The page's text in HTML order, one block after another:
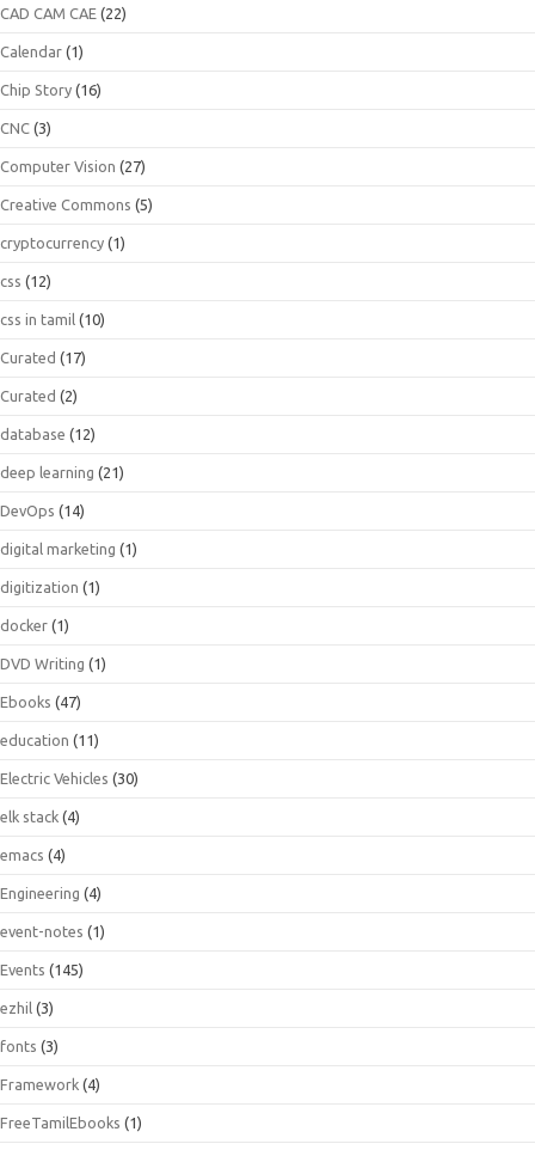
CAD CAM CAE (22)
Calendar (1)
Chip Story (16)
CNC (3)
Computer Vision (27)
Creative Commons (5)
cryptocurrency (1)
css (12)
css in tamil (10)
Curated (17)
Curated (2)
database (12)
deep learning (21)
DevOps (14)
digital marketing (1)
digitization (1)
docker (1)
DVD Writing (1)
Ebooks (47)
education (11)
Electric Vehicles (30)
elk stack (4)
emacs (4)
Engineering (4)
event-notes (1)
Events (145)
ezhil (3)
fonts (3)
Framework (4)
FreeTamilEbooks (1)